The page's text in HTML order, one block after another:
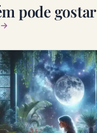
pode gostar